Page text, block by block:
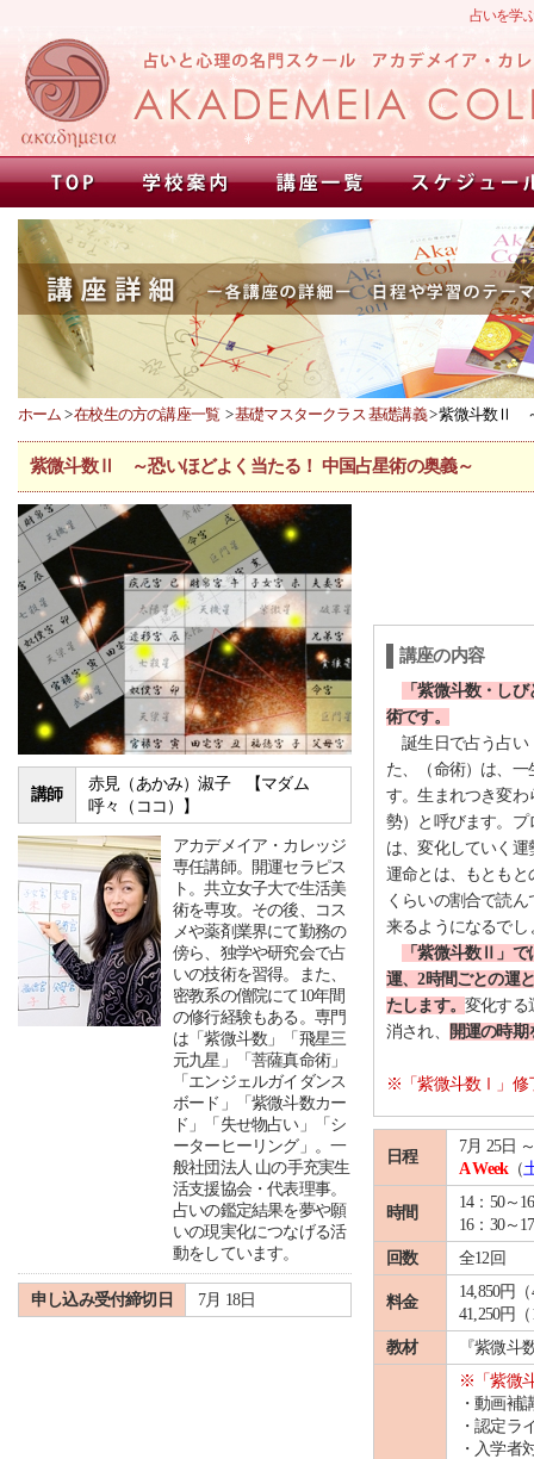
占いを学
ホーム >在校生の方の講座一覧 >基礎マスタークラス 基礎講義> 紫微斗数Ⅱ ～
紫微斗数Ⅱ ～恐いほどよく当たる！ 中国占星術の奥義～
講師
赤見（あかみ）淑子 【マダム
呼々（ココ）】
アカデメイア・カレッジ
専任講師。開運セラピス
ト。共立女子大で生活美
術を専攻。その後、コス
メや薬剤業界にて勤務の
傍ら、独学や研究会で占
いの技術を習得。また、
密教系の僧院にて10年間
の修行経験もある。専門
は「紫微斗数」「飛星三
元九星」「菩薩真命術」
「エンジェルガイダンス
ボード」「紫微斗数カー
ド」「失せ物占い」「シ
ーターヒーリング」。一
般社団法人 山の手充実生
活支援協会・代表理事。
占いの鑑定結果を夢や願
いの現実化につなげる活
動をしています。
申し込み受付締切日 7月 18日
講座の内容
「紫微斗数・し
術です。
誕生日で占う占い
た、（命術）は、
す。生まれつき変わ
勢）と呼びます。プ
は、変化していく
運命とは、もともと
くらいの割合で読
来るようになるでし
「紫微斗数Ⅱ」で
運、2時間ごとの運
たします。 変化する
消され、
開運の時
※「紫微斗数Ⅰ」修
日程
7月 25日
A Week（
時間
14：50～
16：30～
回数
全12回
料金
14,850円
41,250円
教材
『紫微斗
※「紫微
・動画補
・認定ラ
・入学者